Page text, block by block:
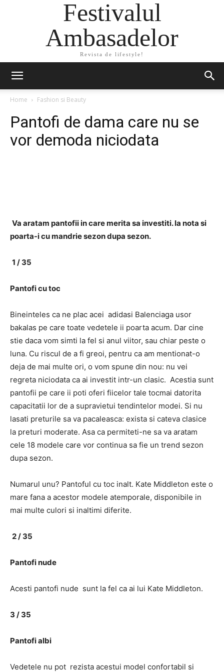
Festivalul
Ambasadelor
Revista de lifestyle!
Home Fashion si Beauty
Pantofi de dama care nu se
vor demoda niciodata
Va aratam pantofii in care merita sa investiti. Ia nota si
poarta-i cu mandrie sezon dupa sezon.
1 / 35
Pantofi cu toc
Bineinteles ca ne plac acei adidasi Balenciaga usor
bakalas pe care toate vedetele ii poarta acum. Dar cine
stie daca vom simti la fel si anul viitor, sau chiar peste o
luna. Cu riscul de a fi greoi, pentru ca am mentionat-o
deja de mai multe ori, o vom spune din nou: nu vei
regreta niciodata ca ai investit intr-un clasic. Acestia sunt
pantofii pe care ii poti oferi fiicelor tale tocmai datorita
capacitatii lor de a supravietui tendintelor modei. Si nu
lasati preturile sa va pacaleasca: exista si cateva clasice
la preturi moderate. Asa ca permiteti-ne sa va aratam
cele 18 modele care vor continua sa fie un trend sezon
dupa sezon.
Numarul unu? Pantoful cu toc inalt. Kate Middleton este o
mare fana a acestor modele atemporale, disponibile in
mai multe culori si inaltimi diferite.
2 / 35
Pantofi nude
Acesti pantofi nude sunt la fel ca ai lui Kate Middleton.
3 / 35
Pantofi albi
Vedetele nu pot rezista acestui model confortabil si